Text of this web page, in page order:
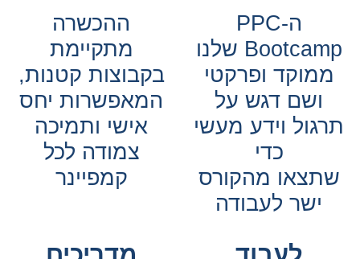
ה-PPC
Bootcamp שלנו
ופרקטי
ושם דגש על
וידע מעשי
כדי
מהקורס
ישר לעבודה
ההכשרה
מתקיימת
בקבוצות קטנות,
המאפשרות יחס
אישי ותמיכה
צמודה לכל
קמפיינר